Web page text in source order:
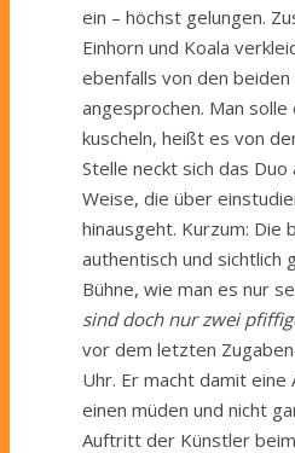
ein – höchst gelungen.
Einhorn und Koala
ebenfalls von den beiden
angesprochen. Man solle
kuscheln, heißt es von
Stelle neckt sich das Duo
Weise, die über
hinausgeht. Kurzum: Die
authentisch und sichtlich
Bühne, wie man es nur
sind doch nur zwei
vor dem letzten
Uhr. Er macht damit eine
einen müden und nicht
Auftritt der Künstler